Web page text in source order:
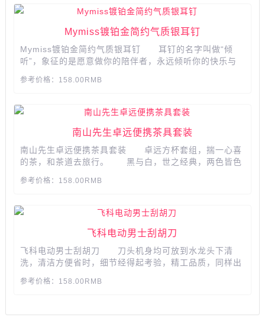
Mymiss镀铂金简约气质银耳钉
Mymiss镀铂金简约气质银耳钉 耳钉的名字叫做“倾
听”，象征的是愿意做你的陪伴者，永远倾听你的快乐与
送闺蜜还是送女友，都很暖心 高亮抛光技术，实现镜
保护...
参考价格：158.00RMB
南山先生卓远便携茶具套装
南山先生卓远便携茶具套装 卓远方杯套组，揣一心喜
的茶，和茶道去旅行。 黑与白，世之经典，两色皆色
杯客杯一目了然。壶盖采用榫卯结构，黑檀木紧紧覆在盖
参考价格：158.00RMB
飞科电动男士刮胡刀
飞科电动男士刮胡刀 刀头机身均可放到水龙头下清
洗，清洁方便省时，细节经得起考验，精工品质，同样出
清洗或更换，方便充电，无需等待，智能剃须享受，浮动
参考价格：158.00RMB